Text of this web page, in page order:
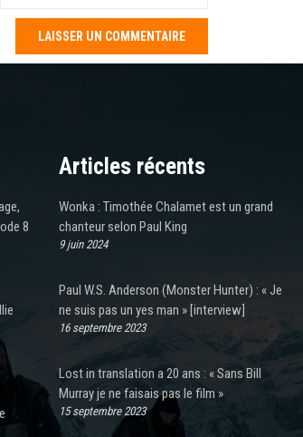
8
Articles récents
Wonka : Timothée Chalamet est un grand
chanteur selon Paul King
9 juin 2024
Paul W.S. Anderson (Monster Hunter) : « Je
ne suis pas un yes man » [interview]
16 septembre 2023
Lost in translation a 20 ans : « Sans Bill
Murray je ne faisais pas le film »
15 septembre 2023